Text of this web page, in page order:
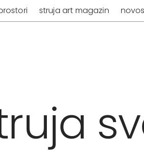
struja art magazin